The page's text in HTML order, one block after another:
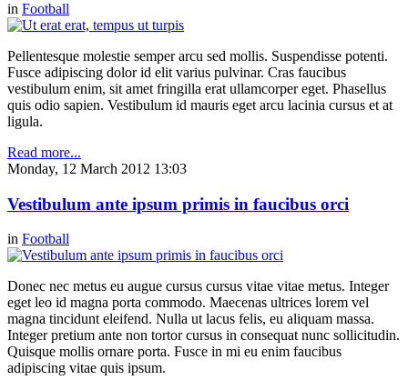
in Football
Pellentesque molestie semper arcu sed mollis. Suspendisse potenti.
Fusce adipiscing dolor id elit varius pulvinar. Cras faucibus
vestibulum enim, sit amet fringilla erat ullamcorper eget. Phasellus
quis odio sapien. Vestibulum id mauris eget arcu lacinia cursus et at
ligula.
Read more...
Monday, 12 March 2012 13:03
Vestibulum ante ipsum primis in faucibus orci
in Football
Donec nec metus eu augue cursus cursus vitae vitae metus. Integer
eget leo id magna porta commodo. Maecenas ultrices lorem vel
magna tincidunt eleifend. Nulla ut lacus felis, eu aliquam massa.
Integer pretium ante non tortor cursus in consequat nunc sollicitudin.
Quisque mollis ornare porta. Fusce in mi eu enim faucibus
adipiscing vitae quis ipsum.